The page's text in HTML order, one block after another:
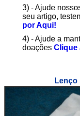
3) - Ajude
seu artigo,
por Aqui!
4) - Ajude a
doações Clique
Lenço